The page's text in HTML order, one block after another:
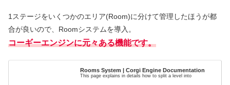
1ステージをいくつかのエリア(Room)に分けて管理したほうが都
合が良いので、Roomシステムを導入。
コーギーエンジンに元々ある機能です。
Rooms System | Corgi Engine Documentation
This page explains in details how to split a level into